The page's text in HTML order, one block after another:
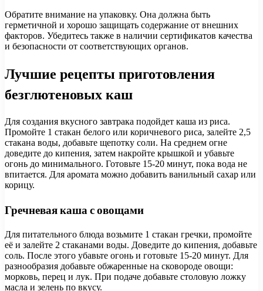
Обратите внимание на упаковку. Она должна быть
герметичной и хорошо защищать содержание от внешних
факторов. Убедитесь также в наличии сертификатов качества
и безопасности от соответствующих органов.
Лучшие рецепты приготовления
безглютеновых каш
Для создания вкусного завтрака подойдет каша из риса.
Промойте 1 стакан белого или коричневого риса, залейте 2,5
стакана воды, добавьте щепотку соли. На среднем огне
доведите до кипения, затем накройте крышкой и убавьте
огонь до минимального. Готовьте 15-20 минут, пока вода не
впитается. Для аромата можно добавить ванильный сахар или
корицу.
Гречневая каша с овощами
Для питательного блюда возьмите 1 стакан гречки, промойте
её и залейте 2 стаканами воды. Доведите до кипения, добавьте
соль. После этого убавьте огонь и готовьте 15-20 минут. Для
разнообразия добавьте обжаренные на сковороде овощи:
морковь, перец и лук. При подаче добавьте столовую ложку
масла и зелень по вкусу.